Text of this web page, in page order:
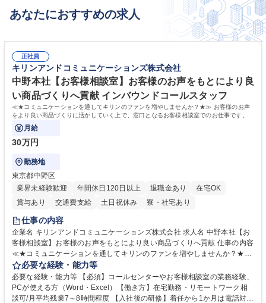
あなたにおすすめの求人
正社員
キリンアンドコミュニケーションズ株式会社
中野本社【お客様相談室】お客様のお声をもとにより良
い商品づくりへ貢献 インバウンドコールスタッフ
≪★コミュニケーションを通してキリンのファンを増やしませんか？★≫ お客様のお声
をより良い商品づくりに活かしていく上で、窓口となるお客様相談室でのお仕事です。
月給
30万円
勤務地
東京都中野区
業界未経験歓迎
年間休日120日以上 退職金あり
在宅OK
賞与あり
交通費支給 土日祝休み 寮・社宅あり
仕事の内容
企業名 キリンアンドコミュニケーションズ株式会社 求人名 中野本社【お
客様相談室】お客様のお声をもとにより良い商品づくりへ貢献 仕事の内容
≪★コミュニケーションを通してキリンのファンを増やしませんか？★≫
お客様のお声をより良い商品づくりに活かしていく上で、窓口となるお客
様相談室でのお仕事です。 日々お客様からいただくキリングループへのご
意見を、企業活動に活かしています。お客様からの声に迅速かつ誠意をも
って対応、情報提供するとともにグループ内活動に反映しています。 【具
必要な経験・能力等
必要な経験・能力等 【必須】コールセンターやお客様相談室の業務経験、
PCが使える方（Word・Excel）【働き方】在宅勤務・リモートワーク相
談可/月平均残業7～8時間程度 【入社後の研修】着任から1か月は電話対応